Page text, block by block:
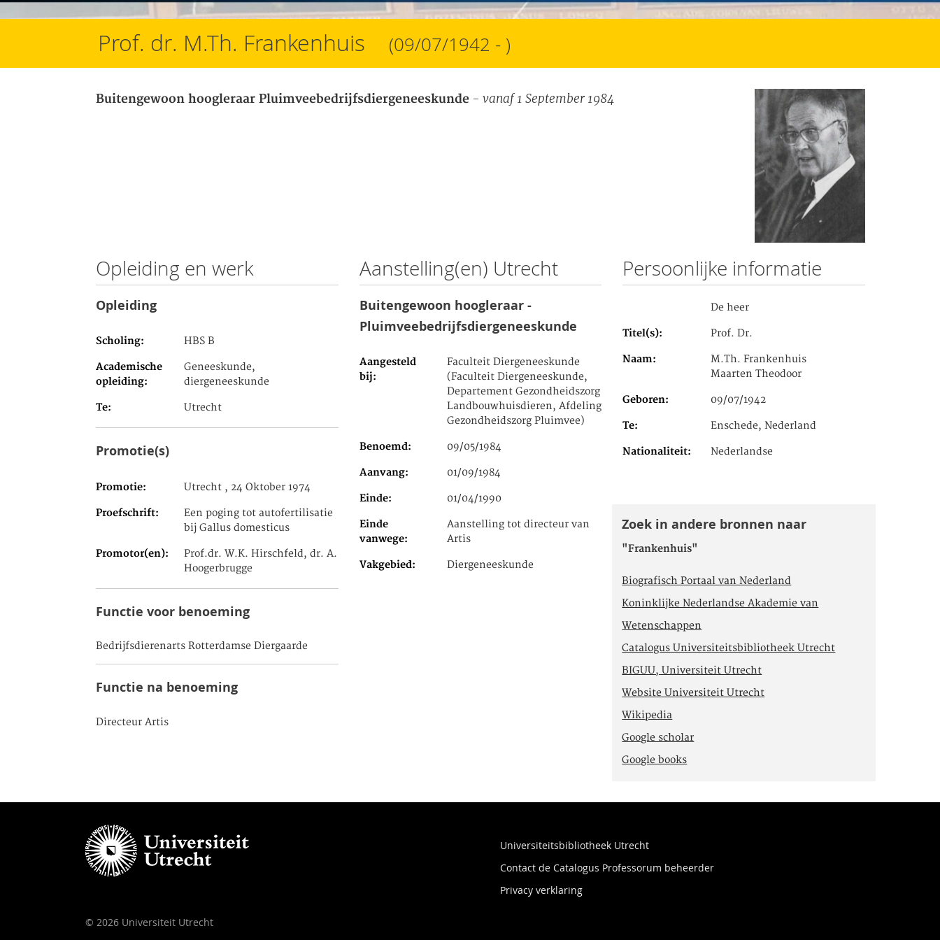
Prof. dr. M.Th. Frankenhuis (09/07/1942 - )
Buitengewoon hoogleraar Pluimveebedrijfsdiergeneeskunde - vanaf 1 September 1984
Opleiding en werk
Opleiding
Scholing HBS B
Academische
opleiding
Geneeskunde,
diergeneeskunde
Te Utrecht
Promotie(s)
Promotie Utrecht , 24 Oktober 1974
Proefschrift
Een poging tot autofertilisatie
bij Gallus domesticus
Promotor(en)
Prof.dr. W.K. Hirschfeld, dr. A.
Hoogerbrugge
Functie voor benoeming
Bedrijfsdierenarts Rotterdamse Diergaarde
Functie na benoeming
Directeur Artis
Aanstelling(en) Utrecht
Buitengewoon hoogleraar -
Pluimveebedrijfsdiergeneeskunde
Aangesteld
bij
Faculteit Diergeneeskunde
(Faculteit Diergeneeskunde,
Departement Gezondheidszorg
Landbouwhuisdieren, Afdeling
Gezondheidszorg Pluimvee)
Benoemd 09/05/1984
Aanvang 01/09/1984
Einde 01/04/1990
Einde
vanwege
Aanstelling tot directeur van
Artis
Vakgebied Diergeneeskunde
Persoonlijke informatie
De heer
Titel(s) Prof. Dr.
Naam
M.Th. Frankenhuis
Maarten Theodoor
Geboren 09/07/1942
Te Enschede, Nederland
Nationaliteit Nederlandse
Zoek in andere bronnen naar
"Frankenhuis"
Biografisch Portaal van Nederland
Koninklijke Nederlandse Akademie van
Wetenschappen
Catalogus Universiteitsbibliotheek Utrecht
BIGUU, Universiteit Utrecht
Website Universiteit Utrecht
Wikipedia
Google scholar
Google books
Universiteitsbibliotheek Utrecht
Contact de Catalogus Professorum beheerder
Privacy verklaring
© 2026 Universiteit Utrecht